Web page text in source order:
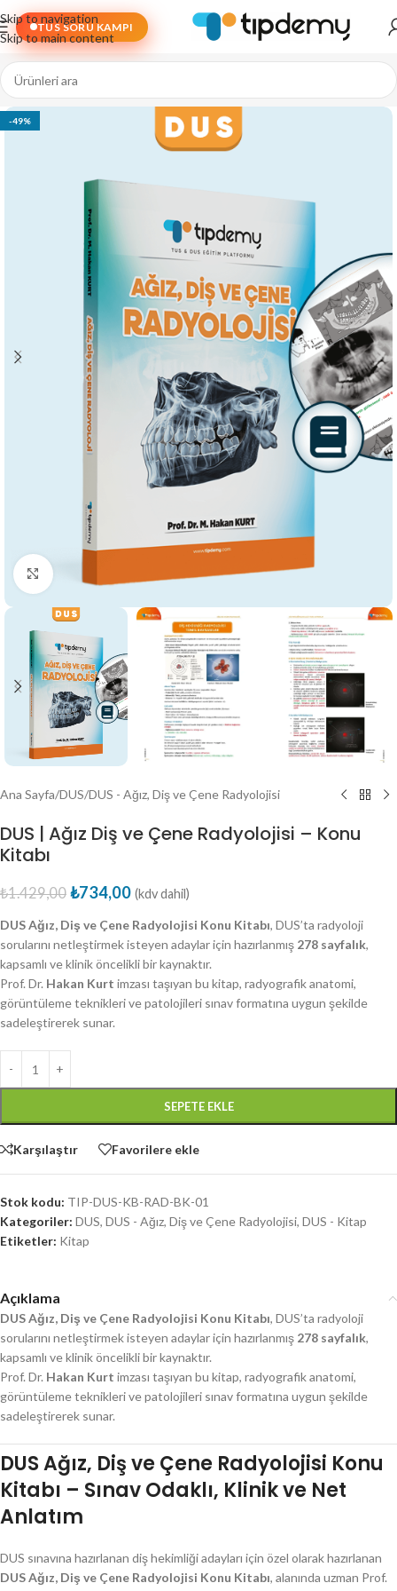
Skip to navigation
Skip to main content
TUS SORU KAMPI
-49%
Büyütmek için tıklayın
Ana Sayfa/DUS/DUS - Ağız, Diş ve Çene Radyolojisi
DUS | Ağız Diş ve Çene Radyolojisi – Konu
Kitabı
₺1.429,00 ₺734,00 (kdv dahil)
DUS Ağız, Diş ve Çene Radyolojisi Konu Kitabı, DUS’ta radyoloji
sorularını netleştirmek isteyen adaylar için hazırlanmış 278 sayfalık,
kapsamlı ve klinik öncelikli bir kaynaktır.
Prof. Dr. Hakan Kurt imzası taşıyan bu kitap, radyografik anatomi,
görüntüleme teknikleri ve patolojileri sınav formatına uygun şekilde
sadeleştirerek sunar.
SEPETE EKLE
Karşılaştır Favorilere ekle
Stok kodu: TIP-DUS-KB-RAD-BK-01
Kategoriler: DUS, DUS - Ağız, Diş ve Çene Radyolojisi, DUS - Kitap
Etiketler: Kitap
Açıklama
DUS Ağız, Diş ve Çene Radyolojisi Konu Kitabı, DUS’ta radyoloji
sorularını netleştirmek isteyen adaylar için hazırlanmış 278 sayfalık,
kapsamlı ve klinik öncelikli bir kaynaktır.
Prof. Dr. Hakan Kurt imzası taşıyan bu kitap, radyografik anatomi,
görüntüleme teknikleri ve patolojileri sınav formatına uygun şekilde
sadeleştirerek sunar.
DUS Ağız, Diş ve Çene Radyolojisi Konu
Kitabı – Sınav Odaklı, Klinik ve Net
Anlatım
DUS sınavına hazırlanan diş hekimliği adayları için özel olarak hazırlanan
DUS Ağız, Diş ve Çene Radyolojisi Konu Kitabı, alanında uzman Prof.